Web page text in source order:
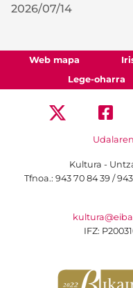
2026/07/14
Web mapa
Lege-oharra
Kultura -
Tfnoa.: 943 70 84 39 /
IFZ: